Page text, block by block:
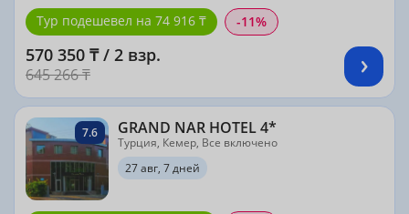
Тур подешевел на 74 916 ₸ -11%
570 350 ₸ / 2 взр.
645 266 ₸
7.6 GRAND NAR HOTEL 4*
Турция, Кемер, Все включено
27 авг, 7 дней